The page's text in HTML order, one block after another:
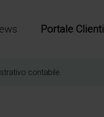
Portale Clienti
contabile